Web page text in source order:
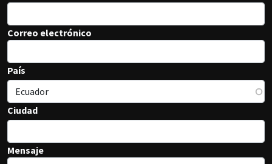
Correo electrónico
País
Ciudad
Mensaje